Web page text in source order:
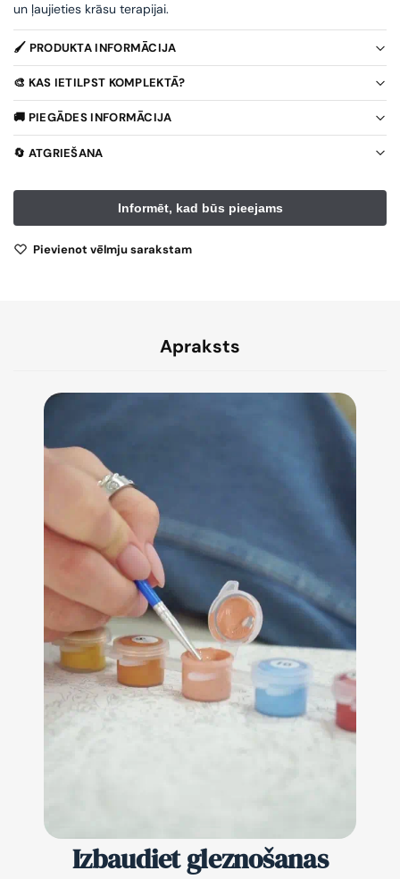
un ļaujieties krāsu terapijai.
🖌️ PRODUKTA INFORMĀCIJA
🎨 KAS IETILPST KOMPLEKTĀ?
🚚 PIEGĀDES INFORMĀCIJA
🔄 ATGRIEŠANA
Pievienot vēlmju sarakstam
Apraksts
Izbaudiet gleznošanas